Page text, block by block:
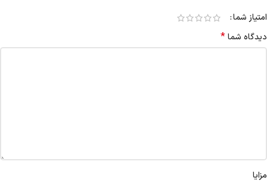
امتیاز شما
دیدگاه شما*
مزایا